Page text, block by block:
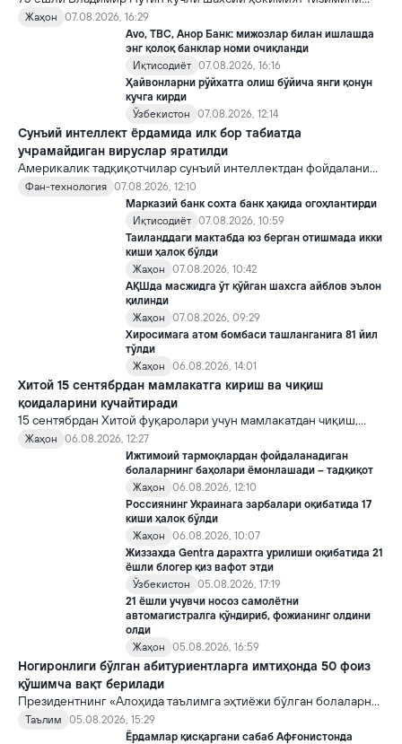
яратди, аммо ундан кейин ким келиши ва ҳокимиятни
топшириш механизми ҳали ноаниқ. Таҳлилчилар фикрича, бу
Кремлда ворислик жангига олиб келиши мумкин.
Жаҳон
07.08.2026, 16:29
Avo, TBC, Анор Банк: мижозлар билан ишлашда
энг қолоқ банклар номи очиқланди
Иқтисодиёт 07.08.2026, 16:16
Ҳайвонларни рўйхатга олиш бўйича янги қонун
кучга кирди
Ўзбекистон
07.08.2026, 12:14
Сунъий интеллект ёрдамида илк бор табиатда
учрамайдиган вируслар яратилди
Америкалик тадқиқотчилар сунъий интеллектдан фойдаланиб
16 та вирус яратди. Бу кашфиёт янги ютуқларга умид уйғотиш
билан бирга, ундан нотўғри мақсадда фойдаланиш борасидаги
хавотирларни ҳам кучайтирмоқда.
Фан-технология 07.08.2026, 12:10
Марказий банк сохта банк ҳақида огоҳлантирди
Иқтисодиёт 07.08.2026, 10:59
Таиланддаги мактабда юз берган отишмада икки
киши ҳалок бўлди
Жаҳон
07.08.2026, 10:42
АҚШда масжидга ўт қўйган шахсга айблов эълон
қилинди
Жаҳон
07.08.2026, 09:29
Хиросимага атом бомбаси ташланганига 81 йил
тўлди
Жаҳон
06.08.2026, 14:01
Хитой 15 сентябрдан мамлакатга кириш ва чиқиш
қоидаларини кучайтиради
15 сентябрдан Хитой фуқаролари учун мамлакатдан чиқиш,
хорижликлар учун эса Хитойга кириш тартиби бўйича янги
қоидалар кучга киради.
Жаҳон
06.08.2026, 12:27
Ижтимоий тармоқлардан фойдаланадиган
болаларнинг баҳолари ёмонлашади – тадқиқот
Жаҳон
06.08.2026, 12:10
Россиянинг Украинага зарбалари оқибатида 17
киши ҳалок бўлди
Жаҳон
06.08.2026, 10:07
Жиззахда Gentra дарахтга урилиши оқибатида 21
ёшли блогер қиз вафот этди
Ўзбекистон
05.08.2026, 17:19
21 ёшли учувчи носоз самолётни
автомагистралга қўндириб, фожианинг олдини
олди
Жаҳон
05.08.2026, 16:59
Ногиронлиги бўлган абитуриентларга имтиҳонда 50 фоиз
қўшимча вақт берилади
Президентнинг «Алоҳида таълимга эҳтиёжи бўлган болаларни
таълим ва ижтимоий хизматлар билан қамраб олиш тизимини
такомиллаштириш бўйича қўшимча чора-тадбирлар
Таълим
05.08.2026, 15:29
Ёрдамлар қисқаргани сабаб Афғонистонда